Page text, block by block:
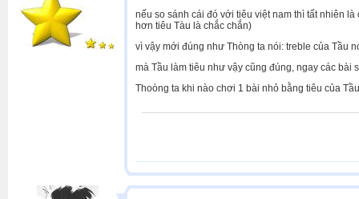
nếu so sánh cái đó với tiêu việt nam thì tất nhiên
hơn tiêu Tàu là chắc chắn)
vì vậy mới đúng như Thòng ta nói: treble của Tầu
mà Tầu làm tiêu như vậy cũng đúng, ngay các bài
Thoòng ta khi nào chơi 1 bài nhỏ bằng tiêu của